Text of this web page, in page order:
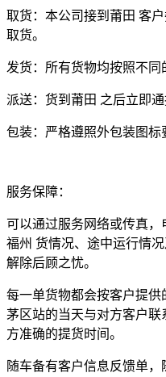
取货：本公司接到莆田 客
取货。
发货：所有货物均按照不同
派送：货到莆田 之后立即
包装：严格遵照外包装图标
服务保障：
可以通过服务网络或传真，
福州 货情况、途中运行情
解除后顾之忧。
每一单货物都会按客户提
茅区站的当天与对方客户
方准确的提货时间。
随车备有客户信息反馈单